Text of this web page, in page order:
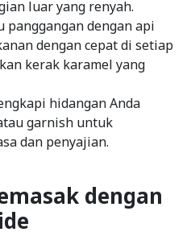
luar yang renyah.
panggangan dengan api
dengan cepat di setiap
kerak karamel yang
hidangan Anda
garnish untuk
dan penyajian.
dengan